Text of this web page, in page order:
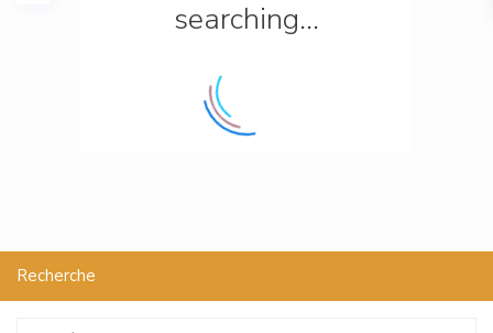
searching...
Recherche